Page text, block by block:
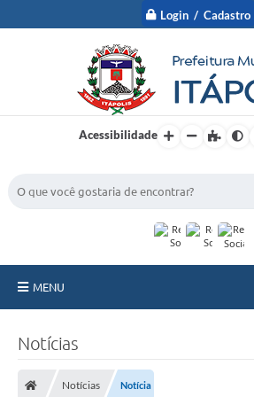
Login / Cadastro
Acessibilidade
MENU
Notícias
Notícias Notícia